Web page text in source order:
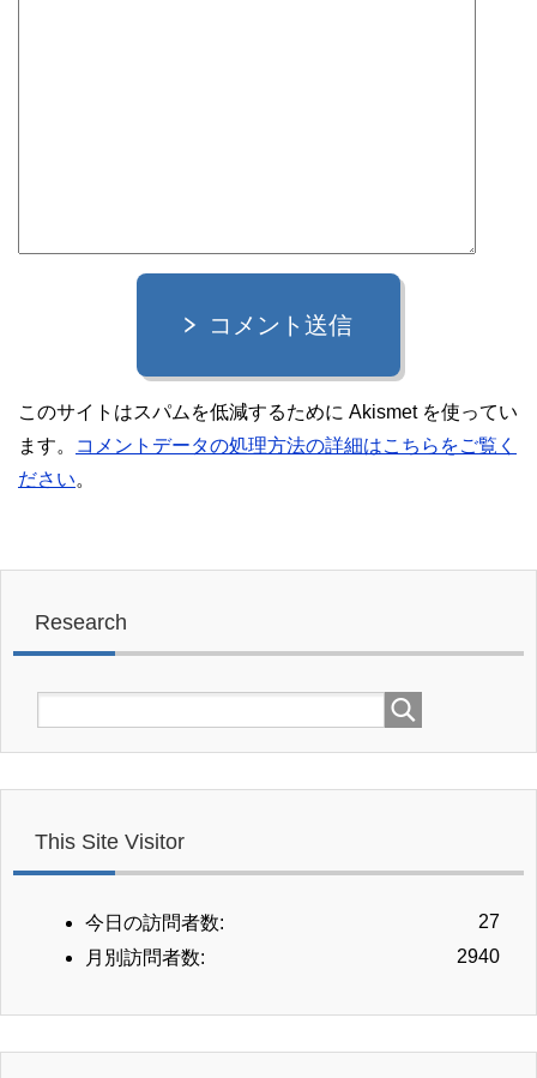
コメント送信
このサイトはスパムを低減するために Akismet を使ってい
ます。
コメントデータの処理方法の詳細はこちらをご覧く
ださい。
Research
This Site Visitor
27
今日の訪問者数:
2940
月別訪問者数: